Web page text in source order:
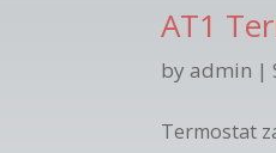
AT1
byadmin |
Termostat